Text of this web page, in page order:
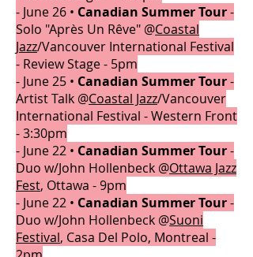
- June 26 • Canadian Summer Tour-
Solo "Après Un Rêve" @Coastal
Jazz/Vancouver International Festival
- Review Stage - 5pm
- June 25 • Canadian Summer Tour-
Artist Talk @Coastal Jazz/Vancouver
International Festival - Western Front
- 3:30pm
- June 22 • Canadian Summer Tour-
Duo w/John Hollenbeck @Ottawa Jazz
Fest, Ottawa - 9pm
- June 22 • Canadian Summer Tour-
Duo w/John Hollenbeck @Suoni
Festival, Casa Del Polo, Montreal -